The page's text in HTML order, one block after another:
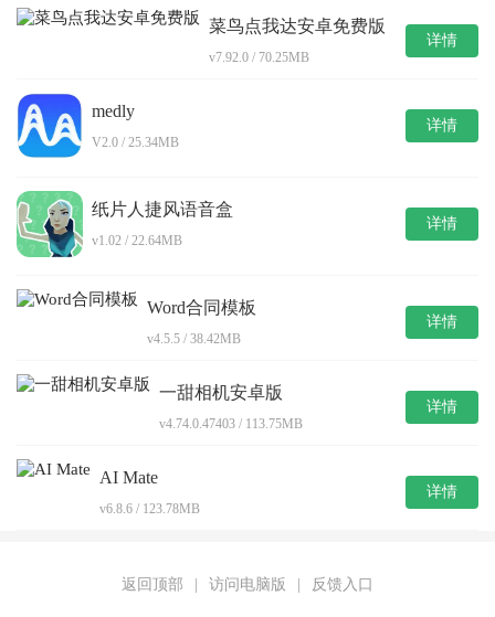
菜鸟点我达安卓免费版
v7.92.0 / 70.25MB
详情
medly
V2.0 / 25.34MB
详情
纸片人捷风语音盒
v1.02 / 22.64MB
详情
Word合同模板
v4.5.5 / 38.42MB
详情
一甜相机安卓版
v4.74.0.47403 / 113.75MB
详情
AI Mate
v6.8.6 / 123.78MB
详情
返回顶部 访问电脑版 反馈入口